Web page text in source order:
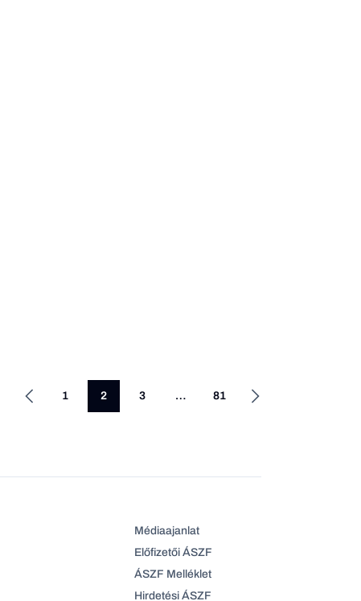
1 2 3 … 81
Médiaajanlat
Előfizetői ÁSZF
ÁSZF Melléklet
Hirdetési ÁSZF